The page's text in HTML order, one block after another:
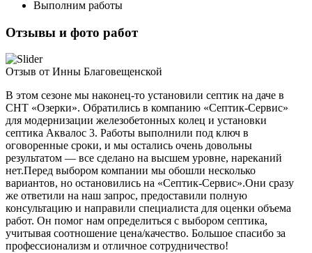
Выполним работы
Отзывы и фото работ
Отзыв от Инны Благовещенской
В этом сезоне мы наконец-то установили септик на даче в
СНТ «Озерки». Обратились в компанию «Септик-Сервис»
для модернизации железобетонных колец и установки
септика Аквалос 3. Работы выполнили под ключ в
оговоренные сроки, и мы остались очень довольны
результатом — все сделано на высшем уровне, нареканий
нет.Перед выбором компании мы обошли несколько
вариантов, но остановились на «Септик-Сервис».Они сразу
же ответили на наш запрос, предоставили полную
консультацию и направили специалиста для оценки объема
работ. Он помог нам определиться с выбором септика,
учитывая соотношение цена/качество. Большое спасибо за
профессионализм и отличное сотрудничество!